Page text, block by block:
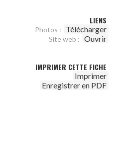
LIENS
Photos : Télécharger
Site web : Ouvrir
IMPRIMER CETTE FICHE
Imprimer
Enregistrer en PDF